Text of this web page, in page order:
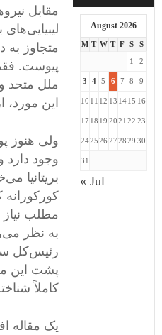
مقابل
متجاوز به
پیوست.
ملل متحد
این
ولی هنوز
وجود
بریتانیا
کورکورانه
مطلب
به نظر
رئیس‌کل
پشت این
کاملاً
یک مقاله
August 2026
M T W T F S
S
1
2
3 4 5 6 7 8 9
10 11 12 13 1415 16
17 18 19 2021 22 23
2425 26 2728 29 30
31
« Jul